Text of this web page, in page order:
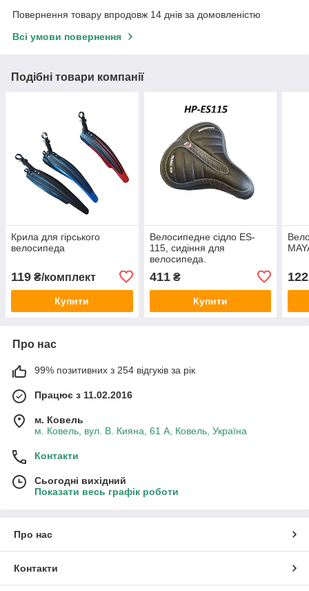
Повернення товару впродовж 14 днів за домовленістю
Всі умови повернення
Подібні товари компанії
Крила для гірського
велосипеда
119 ₴/комплект
Купити
Велосипедне сідло ЕS-
115, сидіння для
велосипеда.
411₴
Купити
122
Про нас
99% позитивних з 254 відгуків за рік
Працює з 11.02.2016
м. Ковель
м. Ковель, вул. В. Кияна, 61 А, Ковель, Україна
Контакти
Сьогодні вихідний
Показати весь графік роботи
Про нас
Контакти